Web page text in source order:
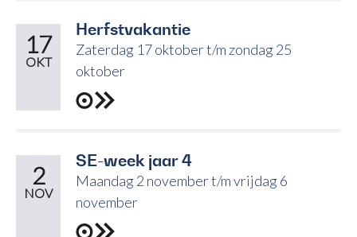
Herfstvakantie
17
OKT
Zaterdag 17 oktober t/m zondag 25
oktober
SE-week jaar 4
2
NOV
Maandag 2 november t/m vrijdag 6
november